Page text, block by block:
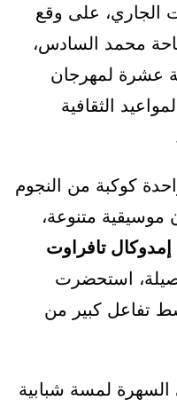
ليلة السبت 9 غشت الجاري، على وقع
محمد السادس،
عشرة لمهرجان
الثقافية
كوكبة من النجوم
موسيقية متنوعة،
إمدوكال تافراوت
استحضرت
تفاعل كبير من
لمسة شبابية